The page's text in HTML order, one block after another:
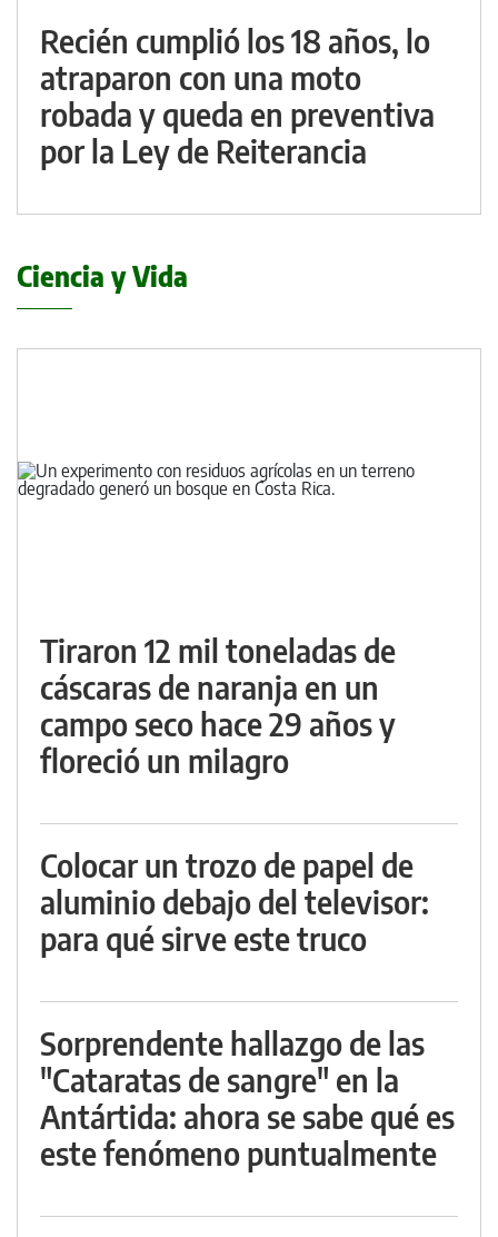
Recién cumplió los 18 años, lo
atraparon con una moto
robada y queda en preventiva
por la Ley de Reiterancia
Ciencia y Vida
Tiraron 12 mil toneladas de
cáscaras de naranja en un
campo seco hace 29 años y
floreció un milagro
Colocar un trozo de papel de
aluminio debajo del televisor:
para qué sirve este truco
Sorprendente hallazgo de las
"Cataratas de sangre" en la
Antártida: ahora se sabe qué es
este fenómeno puntualmente